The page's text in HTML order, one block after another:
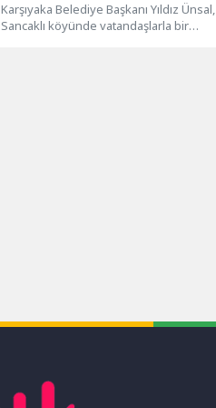
Karşıyaka Belediye Başkanı Yıldız Ünsal,
Sancaklı köyünde vatandaşlarla bir